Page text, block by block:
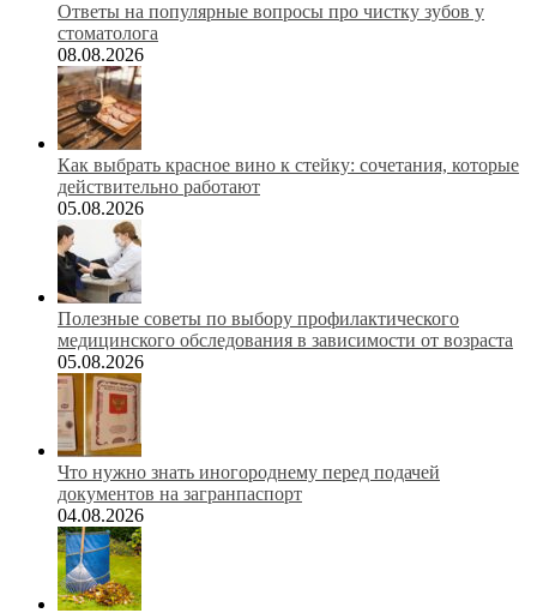
Ответы на популярные вопросы про чистку зубов у
стоматолога
08.08.2026
Как выбрать красное вино к стейку: сочетания, которые
действительно работают
05.08.2026
Полезные советы по выбору профилактического
медицинского обследования в зависимости от возраста
05.08.2026
Что нужно знать иногороднему перед подачей
документов на загранпаспорт
04.08.2026